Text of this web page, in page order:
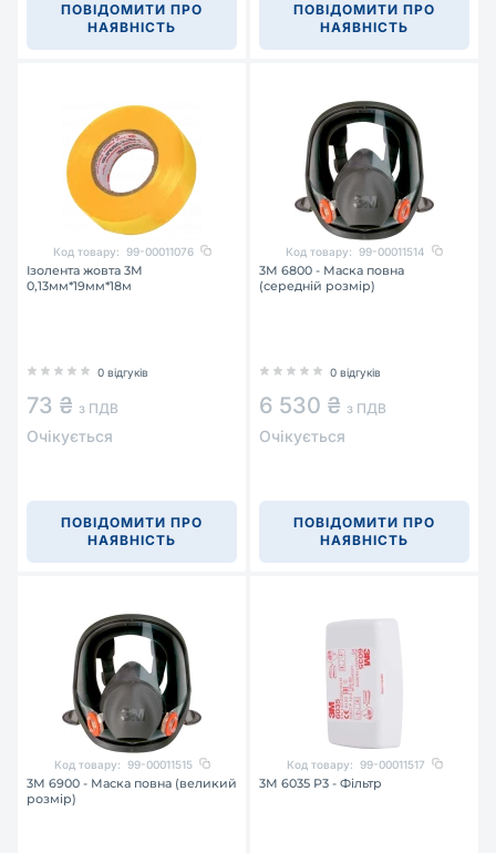
ПОВІДОМИТИ ПРО
НАЯВНІСТЬ
ПОВІДОМИТИ ПРО
НАЯВНІСТЬ
Код товару: 99-00011076
Ізолента жовта 3М
0,13мм*19мм*18м
0 відгуків
73 ₴ з ПДВ
Очікується
ПОВІДОМИТИ ПРО
НАЯВНІСТЬ
Код товару: 99-00011514
3М 6800 - Маска повна
(середній розмір)
0 відгуків
6 530 ₴ з ПДВ
Очікується
ПОВІДОМИТИ ПРО
НАЯВНІСТЬ
Код товару: 99-00011515
3М 6900 - Маска повна (великий
розмір)
Код товару: 99-00011517
3М 6035 Р3 - Фільтр